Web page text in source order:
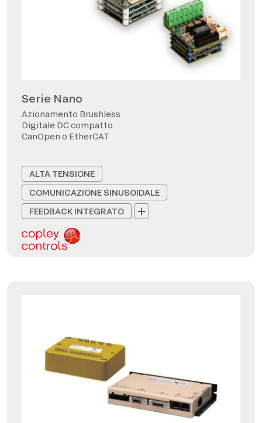
Serie Nano
Azionamento Brushless
Digitale DC compatto
CanOpen o EtherCAT
ALTA TENSIONE
COMUNICAZIONE SINUSOIDALE
FEEDBACK INTEGRATO